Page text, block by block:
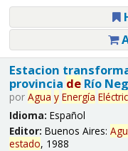
Estacion
provincia deRío
por Agua y Energía
Idioma: Español
Editor: Buenos Aires:
estado, 1988